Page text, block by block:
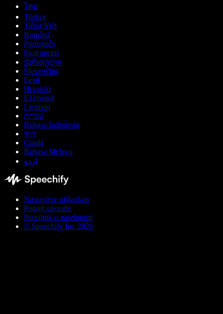
ไทย
Türkçe
Tiếng Việt
Română
Português
Български
ქართული
Slovenčina
Eesti
Hrvatski
Ελληνικά
Lietuvių
עברית
Bahasa Indonesia
বাংলা
Català
Bahasa Melayu
اردو
Nastavitve piškotkov
Pogoji uporabe
Pravilnik o zasebnosti
© Speechify Inc 2026